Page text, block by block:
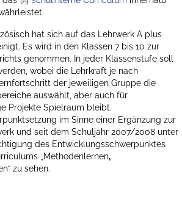
hat sich auf das Lehrwerk A plus
Es wird in den Klassen 7 bis 10 zur
genommen. In jeder Klassenstufe soll
wobei die Lehrkraft je nach
der jeweiligen Gruppe die
auswählt, aber auch für
Projekte Spielraum bleibt.
im Sinne einer Ergänzung zur
und seit dem Schuljahr 2007/2008 unter
des Entwicklungsschwerpunktes
„Methodenlernen,
zu sehen.